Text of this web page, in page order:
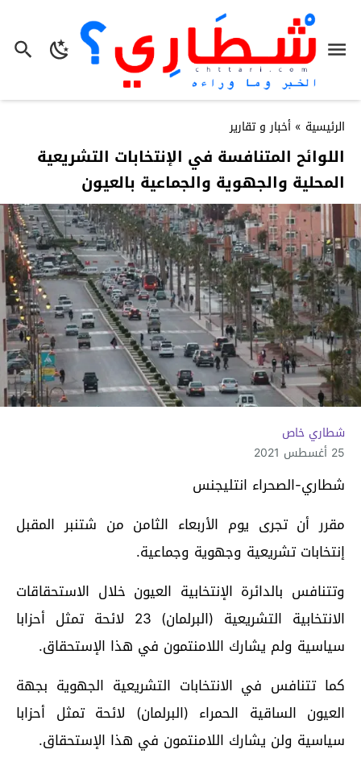
الرئيسية » أخبار و تقارير
اللوائح المتنافسة في الإنتخابات التشريعية
المحلية والجهوية والجماعية بالعيون
شطاري خاص
25 أغسطس 2021
شطاري-الصحراء انتليجنس
مقرر أن تجرى يوم الأربعاء الثامن من شتنبر المقبل
إنتخابات تشريعية وجهوية وجماعية.
وتتنافس بالدائرة الإنتخابية العيون خلال الاستحقاقات
الانتخابية التشريعية (البرلمان) 23 لائحة تمثل أحزابا
سياسية ولم يشارك اللامنتمون في هذا الإستحقاق.
كما تتنافس في الانتخابات التشريعية الجهوية بجهة
العيون الساقية الحمراء (البرلمان) لائحة تمثل أحزابا
سياسية ولن يشارك اللامنتمون في هذا الإستحقاق.